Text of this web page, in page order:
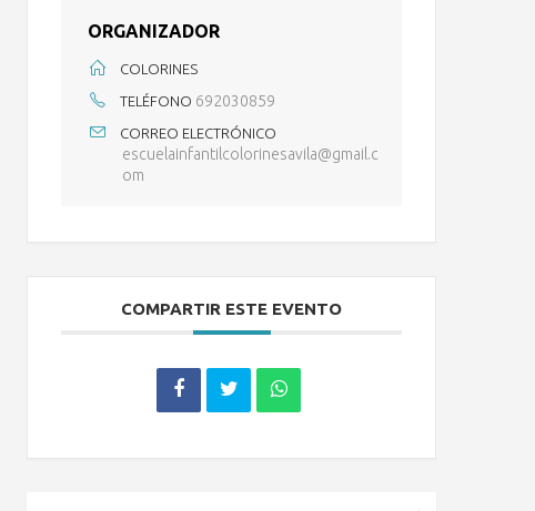
ORGANIZADOR
COLORINES
TELÉFONO 692030859
CORREO ELECTRÓNICO
escuelainfantilcolorinesavila@gmail.c
om
COMPARTIR ESTE EVENTO